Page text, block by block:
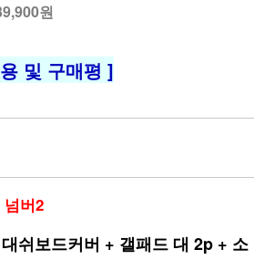
원
및 구매평 ]
넘버2
쉬보드커버 + 갤패드 대 2p + 소